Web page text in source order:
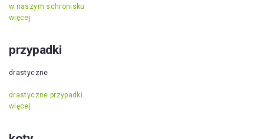
w naszym schronisku
więcej
przypadki
drastyczne
drastyczne przypadki
więcej